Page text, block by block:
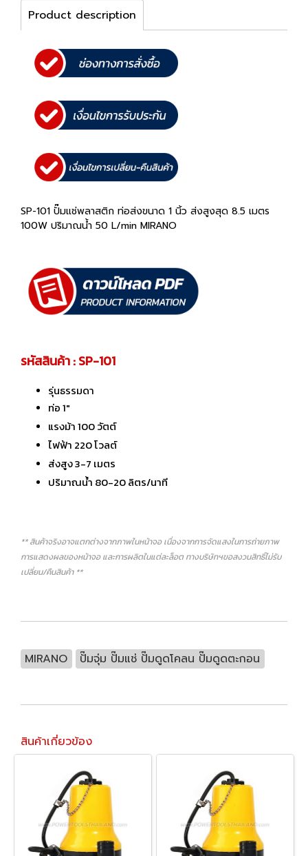
Product description
SP-101 ปั๊มแช่พลาสติก ท่อส่งขนาด 1 นิ้ว ส่งสูงสุด 8.5 เมตร
100W ปริมาณน้ำ 50 L/min MIRANO
รหัสสินค้า : SP-101
รุ่นธรรมดา
ท่อ 1"
แรงม้า 100 วัตต์
ไฟฟ้า 220 โวลต์
ส่งสูง 3-7 เมตร
ปริมาณน้ำ 80-20 ลิตร/นาที
** สินค้าจริงอาจแตกต่างจากภาพในหน้าจอ เนื่องจากการจัดแสงในการถ่ายภาพ
การแสดงผลของหน้าจอ และการผลิตในแต่ละล็อต ทางบริษัทฯขอสงวนสิทธิ์ไม่รับ
เปลี่ยน/คืนสินค้า **
MIRANO ปั๊มจุ่ม ปั๊มแช่ ปั๊มดูดโคลน ปั๊มดูดตะกอน
สินค้าเกี่ยวข้อง